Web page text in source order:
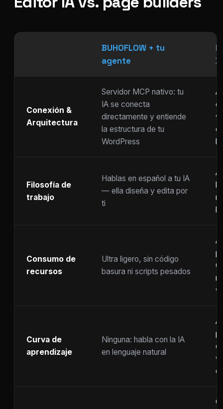
BUHOFLOW + tu
agente
Conexión &
Arquitectura
Servidor MCP nativo: tu
IA se conecta
directamente y entiende
la estructura de tu
WordPress
Filosofía de
trabajo
Hablas en español a tu IA
— ella diseña y edita por
ti
Consumo de
recursos
Ultra ligero, sin código
basura ni scripts pesados
Curva de
aprendizaje
Ninguna: habla con la IA
en lenguaje natural